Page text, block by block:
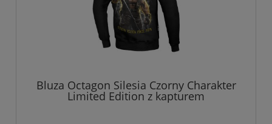
Bluza Octagon Silesia Czorny Charakter
Limited Edition z kapturem